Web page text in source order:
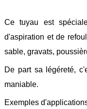
Etanchéité
Feuilles
/
Plaques
Tresses
/
Cordons
Ce tuyau est
d'aspiration et de
sable, gravats,
De part sa légéreté,
maniable.
Exemples